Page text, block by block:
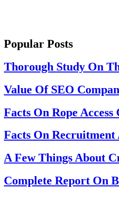
Popular Posts
Thorough Study On
Value Of SEO
Facts On Rope Access
Facts On Recruitment
A Few Things About
Complete Report On